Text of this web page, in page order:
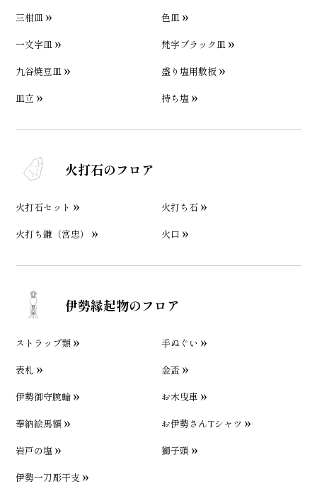
三柑皿
色皿
一文字皿
梵字ブラック皿
九谷焼豆皿
盛り塩用敷板
皿立
持ち塩
火打石のフロア
火打石セット
火打ち石
火打ち鎌（宮忠）
火口
伊勢縁起物のフロア
ストラップ類
手ぬぐい
表札
金盃
伊勢御守腕輪
お木曳車
奉納絵馬額
お伊勢さんTシャツ
岩戸の塩
獅子頭
伊勢一刀彫干支